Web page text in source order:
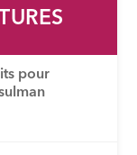
pour